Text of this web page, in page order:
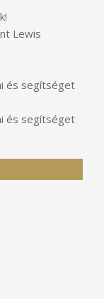
Lewis
és segítséget
és segítséget